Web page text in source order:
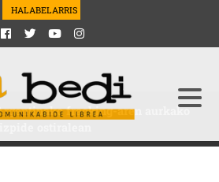
HALABELARRIS
fracking-aren aurkako